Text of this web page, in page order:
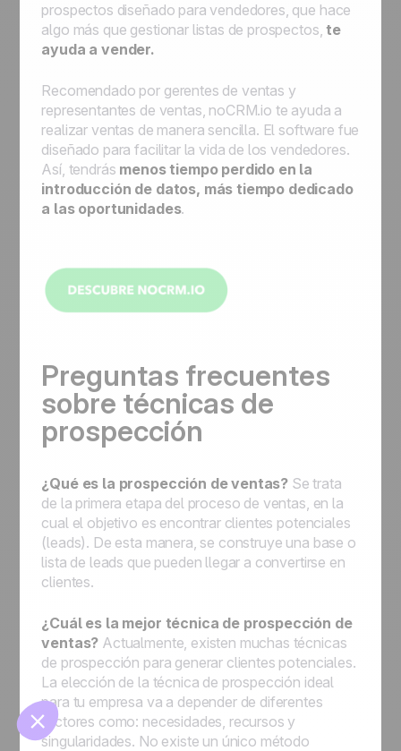
🍪
Manage cookies
prospectos diseñado para vendedores, que hace
algo más que gestionar listas de prospectos,te
ayuda a vender.
Recomendado por gerentes de ventas y
representantes de ventas, noCRM.io te ayuda a
realizar ventas de manera sencilla. El software fue
diseñado para facilitar la vida de los vendedores.
Así, tendrás menos tiempo perdido en la
introducción de datos, más tiempo dedicado
a las oportunidades.
Preguntas frecuentes
sobre técnicas de
prospección
¿Qué es la prospección de ventas? Se trata
de la primera etapa del proceso de ventas, en la
cual el objetivo es encontrar clientes potenciales
(leads). De esta manera, se construye una base o
lista de leads que pueden llegar a convertirse en
clientes.
¿Cuál es la mejor técnica de prospección de
ventas? Actualmente, existen muchas técnicas
de prospección para generar clientes potenciales.
La elección de la técnica de prospección ideal
para tu empresa va a depender de diferentes
factores como: necesidades, recursos y
singularidades. No existe un único método